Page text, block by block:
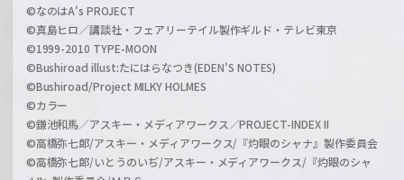
©なのはA's PROJECT
©真島ヒロ／講談社・フェアリーテイル製作ギルド・テレビ東京
©1999-2010 TYPE-MOON
©Bushiroad illust:たにはらなつき(EDEN'S NOTES)
©Bushiroad/Project MILKY HOLMES
©カラー
©鎌池和馬／アスキー・メディアワークス／PROJECT-INDEX II
©高橋弥七郎/アスキー・メディアワークス/『灼眼のシャナ』製作委員会
©高橋弥七郎/いとうのいぢ/アスキー・メディアワークス/『灼眼のシャ